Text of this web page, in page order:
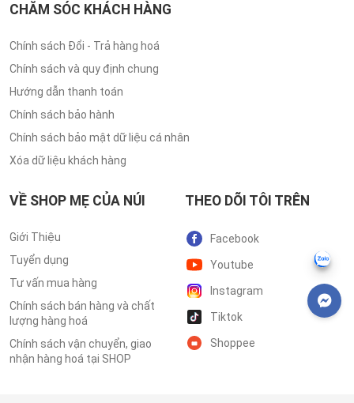
CHĂM SÓC KHÁCH HÀNG
Chính sách Đổi - Trả hàng hoá
Chính sách và quy định chung
Hướng dẫn thanh toán
Chính sách bảo hành
Chính sách bảo mật dữ liệu cá nhân
Xóa dữ liệu khách hàng
VỀ SHOP MẸ CỦA NÚI
Giới Thiệu
Tuyển dụng
Tư vấn mua hàng
Chính sách bán hàng và chất
lượng hàng hoá
Chính sách vận chuyển, giao
nhận hàng hoá tại SHOP
THEO DÕI TÔI TRÊN
Facebook
Youtube
Instagram
Tiktok
Shoppee